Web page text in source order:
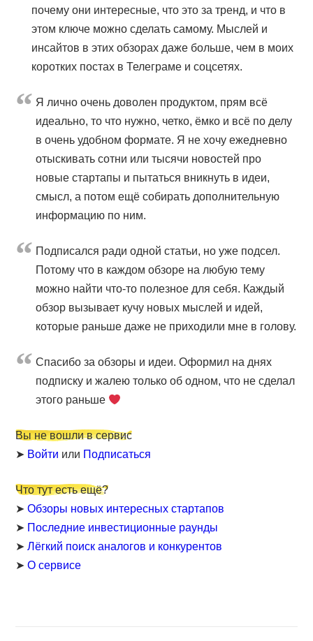
почему они интересные, что это за тренд, и что в
этом ключе можно сделать самому. Мыслей и
инсайтов в этих обзорах даже больше, чем в моих
коротких постах в Телеграме и соцсетях.
Я лично очень доволен продуктом, прям всё
идеально, то что нужно, четко, ёмко и всё по делу
в очень удобном формате. Я не хочу ежедневно
отыскивать сотни или тысячи новостей про
новые стартапы и пытаться вникнуть в идеи,
смысл, а потом ещё собирать дополнительную
информацию по ним.
Подписался ради одной статьи, но уже подсел.
Потому что в каждом обзоре на любую тему
можно найти что-то полезное для себя. Каждый
обзор вызывает кучу новых мыслей и идей,
которые раньше даже не приходили мне в голову.
Cпасибо за обзоры и идеи. Оформил на днях
подписку и жалею только об одном, что не сделал
этого раньше
Вы не вошли в сервис
➤ Войти или Подписаться
Что тут есть ещё?
➤Обзоры новых интересных стартапов
➤ Последние инвестиционные раунды
➤Лёгкий поиск аналогов и конкурентов
➤О сервисе